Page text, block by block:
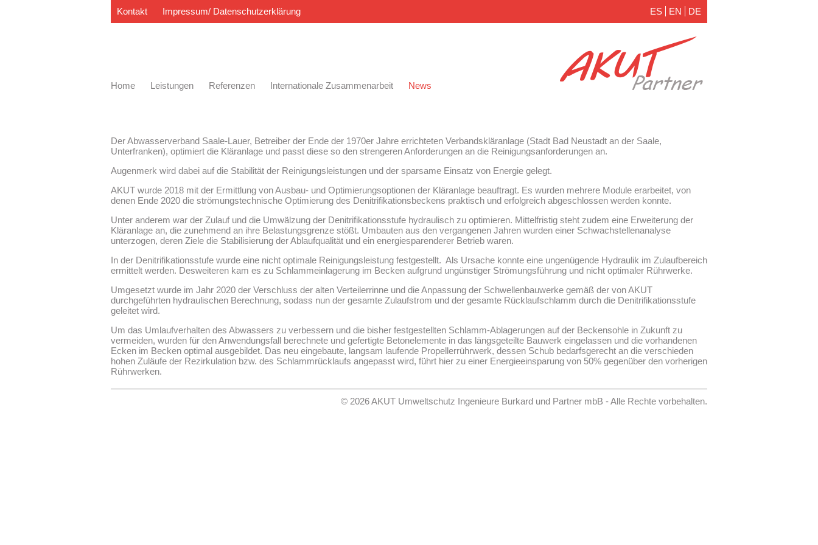
Kontakt Impressum/ Datenschutzerklärung ES EN DE
Home Leistungen Referenzen Internationale Zusammenarbeit News
Der Abwasserverband Saale-Lauer, Betreiber der Ende der 1970er Jahre errichteten Verbandskläranlage (Stadt Bad Neustadt an der Saale,
Unterfranken), optimiert die Kläranlage und passt diese so den strengeren Anforderungen an die Reinigungsanforderungen an.
Augenmerk wird dabei auf die Stabilität der Reinigungsleistungen und der sparsame Einsatz von Energie gelegt.
AKUT wurde 2018 mit der Ermittlung von Ausbau- und Optimierungsoptionen der Kläranlage beauftragt. Es wurden mehrere Module erarbeitet, von
denen Ende 2020 die strömungstechnische Optimierung des Denitrifikationsbeckens praktisch und erfolgreich abgeschlossen werden konnte.
Unter anderem war der Zulauf und die Umwälzung der Denitrifikationsstufe hydraulisch zu optimieren. Mittelfristig steht zudem eine Erweiterung der
Kläranlage an, die zunehmend an ihre Belastungsgrenze stößt. Umbauten aus den vergangenen Jahren wurden einer Schwachstellenanalyse
unterzogen, deren Ziele die Stabilisierung der Ablaufqualität und ein energiesparenderer Betrieb waren.
In der Denitrifikationsstufe wurde eine nicht optimale Reinigungsleistung festgestellt. Als Ursache konnte eine ungenügende Hydraulik im Zulaufbereich
ermittelt werden. Desweiteren kam es zu Schlammeinlagerung im Becken aufgrund ungünstiger Strömungsführung und nicht optimaler Rührwerke.
Umgesetzt wurde im Jahr 2020 der Verschluss der alten Verteilerrinne und die Anpassung der Schwellenbauwerke gemäß der von AKUT
durchgeführten hydraulischen Berechnung, sodass nun der gesamte Zulaufstrom und der gesamte Rücklaufschlamm durch die Denitrifikationsstufe
geleitet wird.
Um das Umlaufverhalten des Abwassers zu verbessern und die bisher festgestellten Schlamm-Ablagerungen auf der Beckensohle in Zukunft zu
vermeiden, wurden für den Anwendungsfall berechnete und gefertigte Betonelemente in das längsgeteilte Bauwerk eingelassen und die vorhandenen
Ecken im Becken optimal ausgebildet. Das neu eingebaute, langsam laufende Propellerrührwerk, dessen Schub bedarfsgerecht an die verschieden
hohen Zuläufe der Rezirkulation bzw. des Schlammrücklaufs angepasst wird, führt hier zu einer Energieeinsparung von 50% gegenüber den vorherigen
Rührwerken.
© 2026 AKUT Umweltschutz Ingenieure Burkard und Partner mbB - Alle Rechte vorbehalten.